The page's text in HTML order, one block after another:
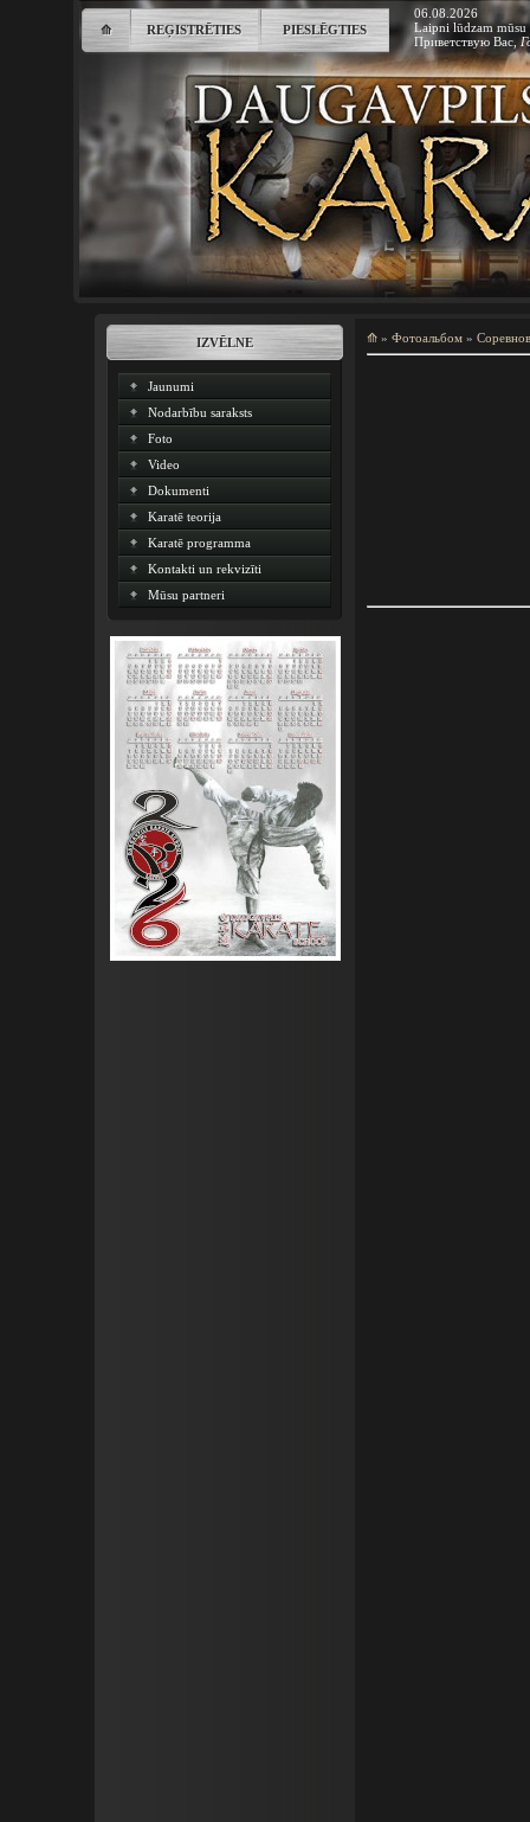
⟰ REĢISTRĒTIES PIESLĒGTIES
06.08.2026
Laipni lūdzam mūsu
Приветствую Вас ,
IZVĒLNE
Jaunumi
Nodarbību saraksts
Foto
Video
Dokumenti
Karatē teorija
Karatē programma
Kontakti un rekvizīti
Mūsu partneri
⟰ » Фотоальбом »